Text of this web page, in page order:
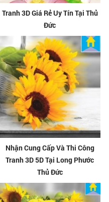
Tranh 3D Giá Rẻ Uy Tín Tại Thủ
Đức
Nhận Cung Cấp Và Thi Công
Tranh 3D 5D Tại Long Phước
Thủ Đức